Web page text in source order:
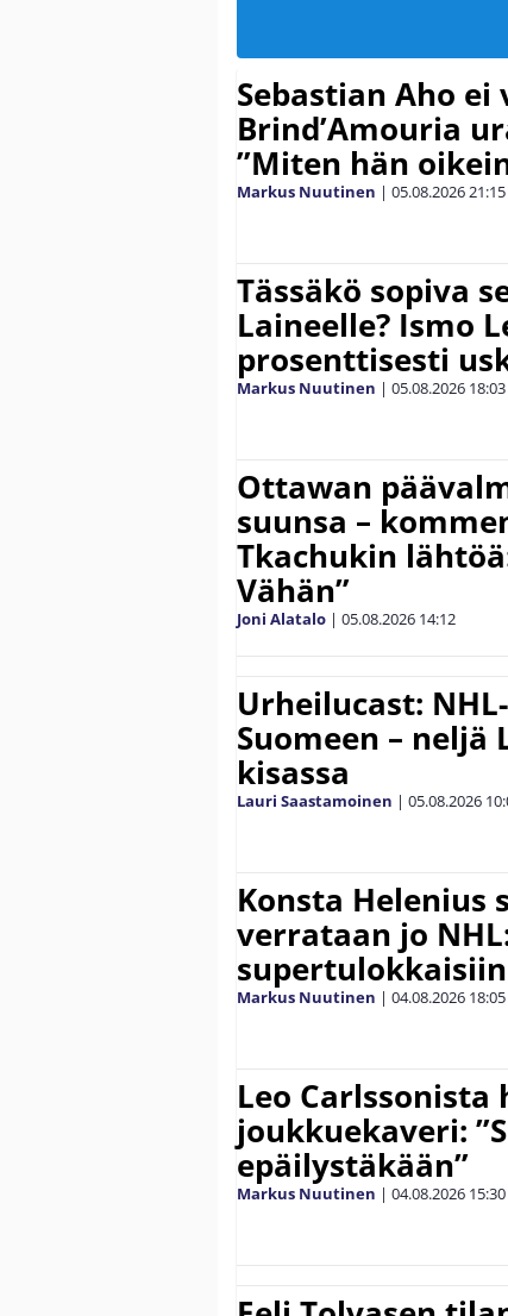
Sebastian Aho
Brind’Amouria
”Miten hän
Markus Nuutinen | 05.08.202621:15
Tässäkö sopiva
Laineelle? Ismo
prosenttisesti
Markus Nuutinen | 05.08.2026 18:03
Ottawan
suunsa –
Tkachukin
Vähän”
Joni Alatalo | 05.08.2026 14:12
Urheilucast:
Suomeen – neljä
kisassa
Lauri Saastamoinen | 05.08.2026
Konsta Helenius
verrataan jo
supertulokkaisiin
Markus Nuutinen | 04.08.2026 18:05
Leo Carlssonista
joukkuekaveri:
epäilystäkään”
Markus Nuutinen | 04.08.2026 15:30